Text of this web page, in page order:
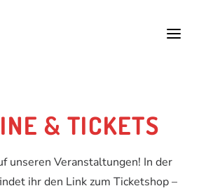
Start
& Tickets
& TICKETS
unseren Veranstaltungen! In der
ihr den Link zum Ticketshop –